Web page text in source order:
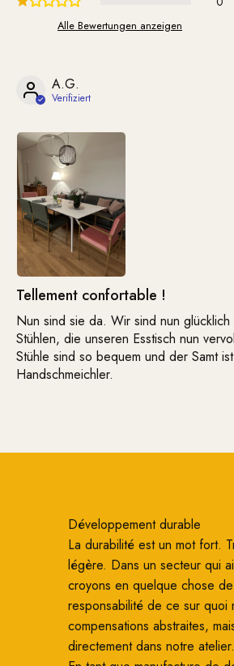
Alle Bewertungen anzeigen
A.G.
Tellement confortable !
Nun sind sie da. Wir sind nun
Stühlen, die unseren Esstisch nun
Stühle sind so bequem und der Samt
Handschmeichler.
Développement durable
La durabilité est un mot fort.
légère. Dans un secteur qui
croyons en quelque chose
responsabilité de ce sur quoi
compensations abstraites,
directement dans notre atelier.